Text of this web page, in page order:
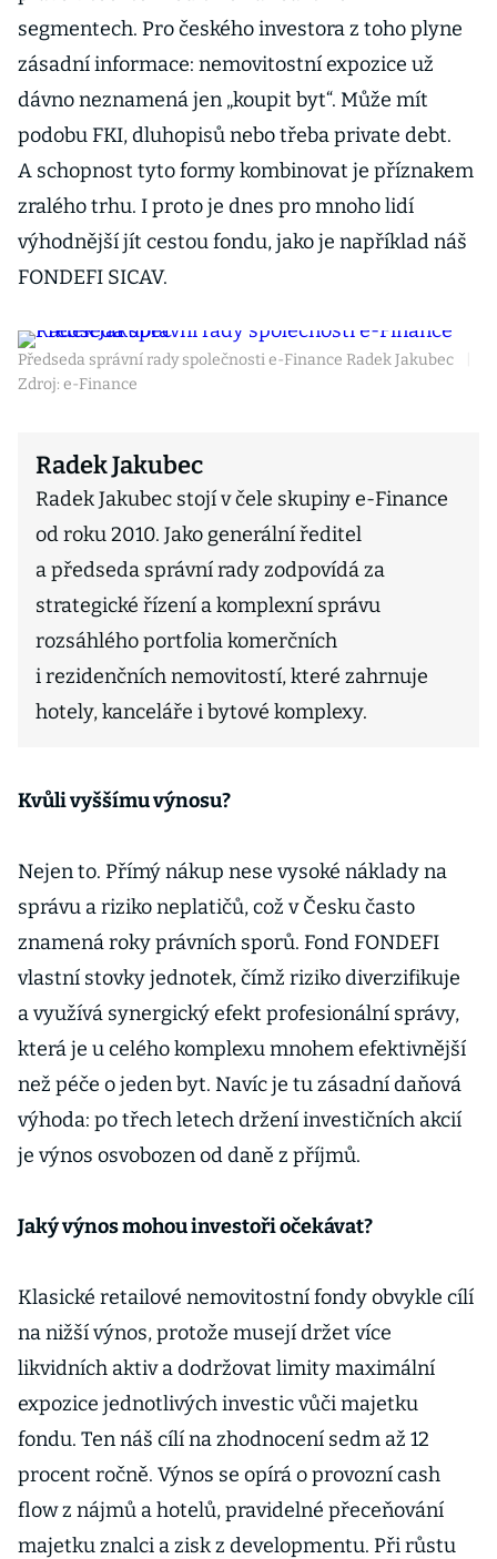
segmentech. Pro českého investora z toho plyne
zásadní informace: nemovitostní expozice už
dávno neznamená jen „koupit byt“. Může mít
podobu FKI, dluhopisů nebo třeba private debt.
A schopnost tyto formy kombinovat je příznakem
zralého trhu. I proto je dnes pro mnoho lidí
výhodnější jít cestou fondu, jako je například náš
FONDEFI SICAV.
Předseda správní rady společnosti e-Finance Radek Jakubec
Zdroj: e-Finance
Radek Jakubec
Radek Jakubec stojí v čele skupiny e-Finance
od roku 2010. Jako generální ředitel
a předseda správní rady zodpovídá za
strategické řízení a komplexní správu
rozsáhlého portfolia komerčních
i rezidenčních nemovitostí, které zahrnuje
hotely, kanceláře i bytové komplexy.
Kvůli vyššímu výnosu?
Nejen to. Přímý nákup nese vysoké náklady na
správu a riziko neplatičů, což v Česku často
znamená roky právních sporů. Fond FONDEFI
vlastní stovky jednotek, čímž riziko diverzifikuje
a využívá synergický efekt profesionální správy,
která je u celého komplexu mnohem efektivnější
než péče o jeden byt. Navíc je tu zásadní daňová
výhoda: po třech letech držení investičních akcií
je výnos osvobozen od daně z příjmů.
Jaký výnos mohou investoři očekávat?
Klasické retailové nemovitostní fondy obvykle cílí
na nižší výnos, protože musejí držet více
likvidních aktiv a dodržovat limity maximální
expozice jednotlivých investic vůči majetku
fondu. Ten náš cílí na zhodnocení sedm až 12
procent ročně. Výnos se opírá o provozní cash
flow z nájmů a hotelů, pravidelné přeceňování
majetku znalci a zisk z developmentu. Při růstu